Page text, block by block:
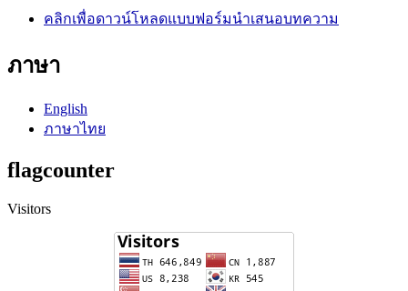
คลิกเพื่อดาวน์โหลดแบบฟอร์มนำเสนอบทความ
ภาษา
English
ภาษาไทย
flagcounter
Visitors